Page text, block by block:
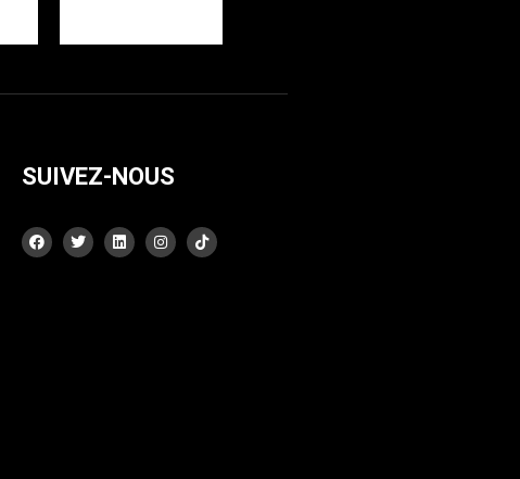
SUIVEZ-NOUS